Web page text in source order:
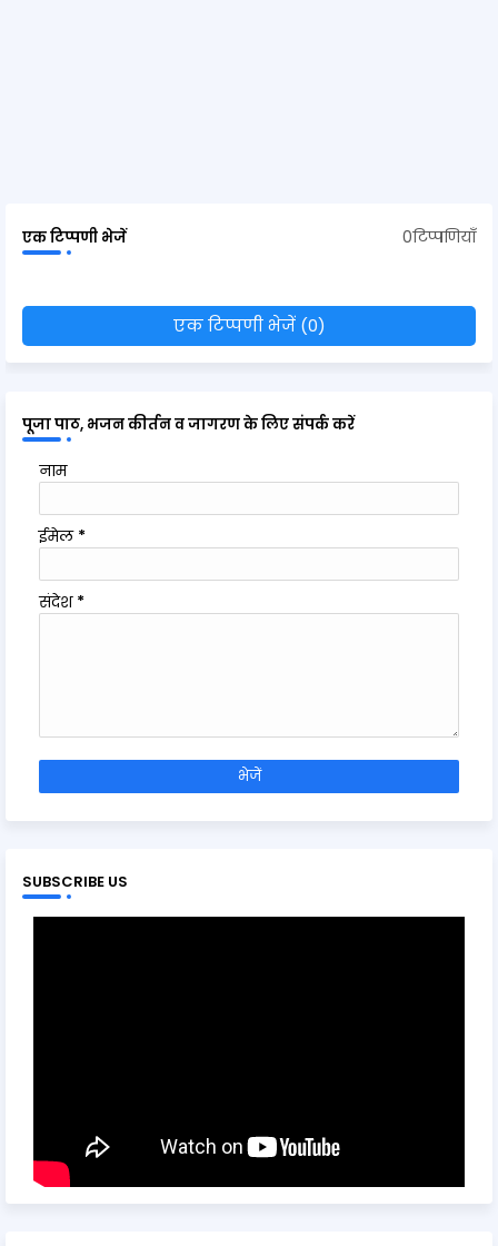
एक टिप्पणी भेजें 0टिप्पणियाँ
एक टिप्पणी भेजें (0)
पूजा पाठ, भजन कीर्तन व जागरण के लिए संपर्क करें
नाम
ईमेल *
संदेश *
SUBSCRIBE US